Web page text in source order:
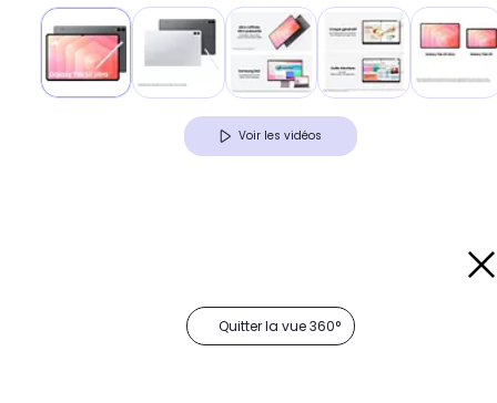
Voir les vidéos
Quitter la vue 360°